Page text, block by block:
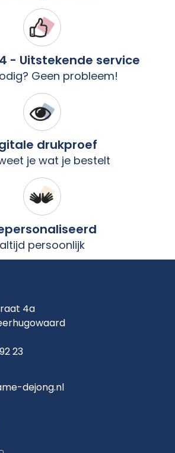
- Uitstekende service
Geen probleem!
drukproef
je wat je bestelt
altijd persoonlijk
4a
23
dejong.nl